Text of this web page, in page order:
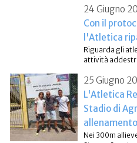
24 Giugno
Con il
l'Atletica
Riguarda gli
attività
25 Giugno
L'Atletica
Stadio di
Nei 300m